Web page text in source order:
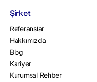
Şirket
Referanslar
Hakkımızda
Blog
Kariyer
Kurumsal Rehber